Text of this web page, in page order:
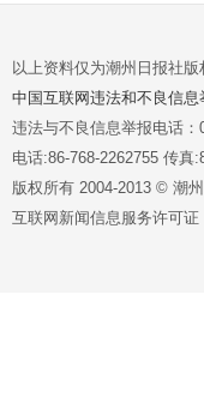
以上资料仅为潮州日报社
中国互联网违法和不良信
违法与不良信息举报电话
电话:86-768-2262755 传真
版权所有 2004-2013 © 潮
互联网新闻信息服务许可证